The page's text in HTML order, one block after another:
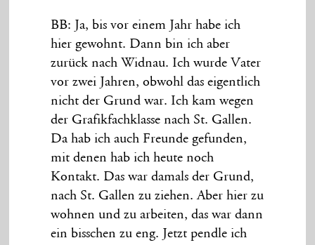
BB: Ja, bis vor einem Jahr habe ich
hier gewohnt. Dann bin ich aber
zurück nach Widnau. Ich wurde Vater
vor zwei Jahren, obwohl das eigentlich
nicht der Grund war. Ich kam wegen
der Grafikfachklasse nach St. Gallen.
Da hab ich auch Freunde gefunden,
mit denen hab ich heute noch
Kontakt. Das war damals der Grund,
nach St. Gallen zu ziehen. Aber hier zu
wohnen und zu arbeiten, das war dann
ein bisschen zu eng. Jetzt pendle ich